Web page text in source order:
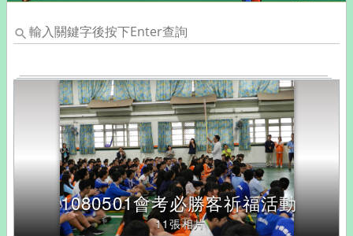
輸
入
鍵
Enter
查
詢，
下
1080501會考必勝客祈福活動
11張相片